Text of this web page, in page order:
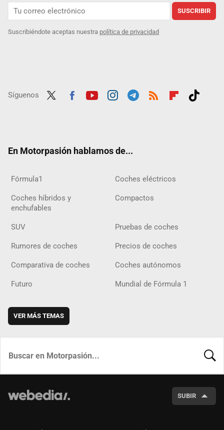
SUSCRIBIR
Suscribiéndote aceptas nuestra política de privacidad
Síguenos
En Motorpasión hablamos de...
Fórmula1 Coches eléctricos
Coches híbridos y
enchufables
Compactos
SUV Pruebas de coches
Rumores de coches Precios de coches
Comparativa de coches Coches autónomos
Futuro Mundial de Fórmula 1
VER MÁS TEMAS
SUBIR